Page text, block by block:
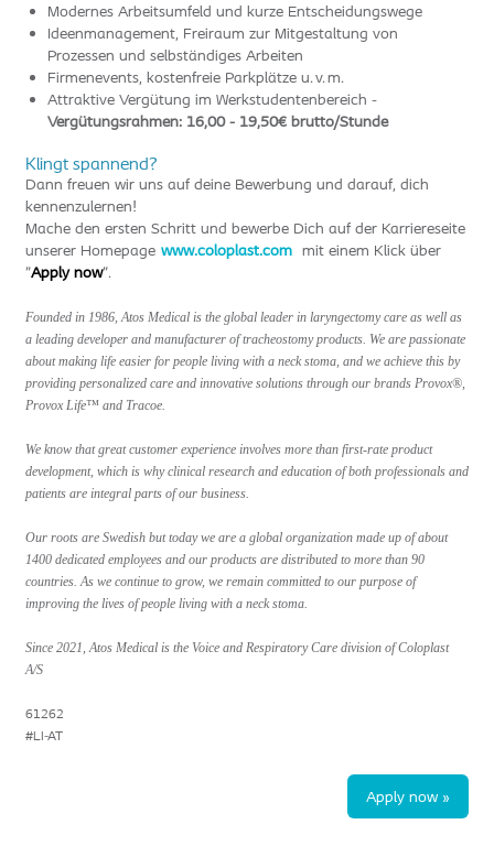
Modernes Arbeitsumfeld und kurze Entscheidungswege
Ideenmanagement, Freiraum zur Mitgestaltung von
Prozessen und selbständiges Arbeiten
Firmenevents, kostenfreie Parkplätze u. v. m.
Attraktive Vergütung im Werkstudentenbereich -
Vergütungsrahmen: 16,00 - 19,50€ brutto/Stunde
Klingt spannend?
Dann freuen wir uns auf deine Bewerbung und darauf, dich
kennenzulernen!
Mache den ersten Schritt und bewerbe Dich auf der Karriereseite
unserer Homepage www.coloplast.com mit einem Klick über
"Apply now".
Founded in 1986, Atos Medical is the global leader in laryngectomy care as well as
a leading developer and manufacturer of tracheostomy products. We are passionate
about making life easier for people living with a neck stoma, and we achieve this by
providing personalized care and innovative solutions through our brands Provox®,
Provox Life™ and Tracoe.
We know that great customer experience involves more than first-rate product
development, which is why clinical research and education of both professionals and
patients are integral parts of our business.
Our roots are Swedish but today we are a global organization made up of about
1400 dedicated employees and our products are distributed to more than 90
countries. As we continue to grow, we remain committed to our purpose of
improving the lives of people living with a neck stoma.
Since 2021, Atos Medical is the Voice and Respiratory Care division of Coloplast
A/S
61262
#LI-AT
Apply now »